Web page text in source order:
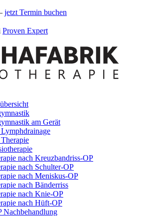
jetzt Termin buchen
Proven Expert
am Gerät
nach Kreuz­bandriss-OP
nach Schulter-OP
nach Meniskus-OP
nach Bänderriss
nach Knie-OP
nach Hüft-OP
Nach­behandlung